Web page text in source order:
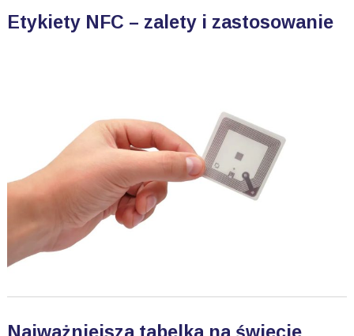
Etykiety NFC – zalety i zastosowanie